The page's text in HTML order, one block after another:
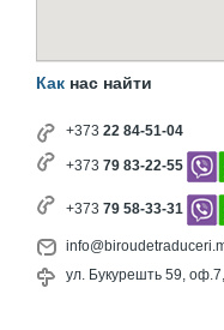
Как нас найти
+373 22 84-51-04
+373 79 83-22-55
+373 79 58-33-31
ул. Букурешть 59,